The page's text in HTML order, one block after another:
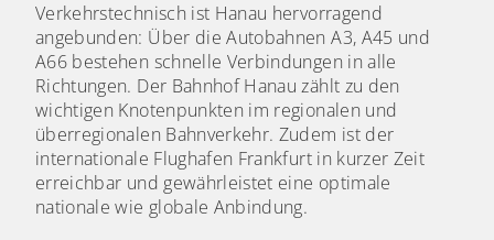
Verkehrstechnisch ist Hanau hervorragend
angebunden: Über die Autobahnen A3, A45 und
A66 bestehen schnelle Verbindungen in alle
Richtungen. Der Bahnhof Hanau zählt zu den
wichtigen Knotenpunkten im regionalen und
überregionalen Bahnverkehr. Zudem ist der
internationale Flughafen Frankfurt in kurzer Zeit
erreichbar und gewährleistet eine optimale
nationale wie globale Anbindung.